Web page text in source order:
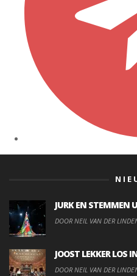
JURK EN STEMMEN
DOOR NEIL VAN DER
JOOST LEKKER LOS
DOOR NEIL VAN DER